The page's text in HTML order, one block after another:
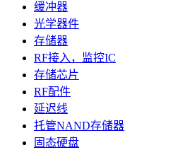
缓冲器
光学器件
存储器
RF接入，监控IC
存储芯片
RF配件
延迟线
托管NAND存储器
固态硬盘